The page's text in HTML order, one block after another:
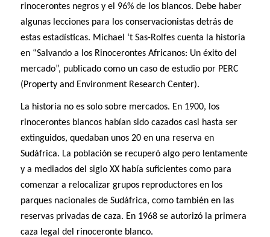
rinocerontes negros y el 96% de los blancos. Debe haber
algunas lecciones para los conservacionistas detrás de
estas estadísticas. Michael ‘t Sas-Rolfes cuenta la historia
en “Salvando a los Rinocerontes Africanos: Un éxito del
mercado”, publicado como un caso de estudio por PERC
(Property and Environment Research Center).
La historia no es solo sobre mercados. En 1900, los
rinocerontes blancos habían sido cazados casi hasta ser
extinguidos, quedaban unos 20 en una reserva en
Sudáfrica. La población se recuperó algo pero lentamente
y a mediados del siglo XX había suficientes como para
comenzar a relocalizar grupos reproductores en los
parques nacionales de Sudáfrica, como también en las
reservas privadas de caza. En 1968 se autorizó la primera
caza legal del rinoceronte blanco.